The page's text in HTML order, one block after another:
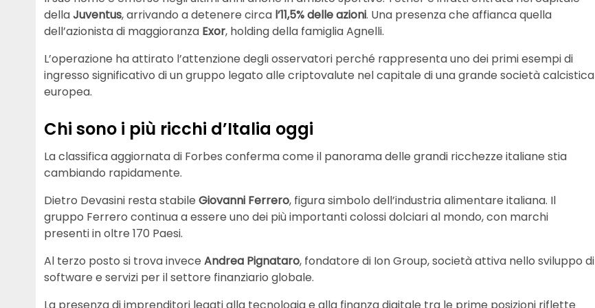
dellaJuventus, arrivando a detenere circa l’11,5% delle azioni. Una presenza che affianca quella
dell’azionista di maggioranza Exor, holding della famiglia Agnelli.
L’operazione ha attirato l’attenzione degli osservatori perché rappresenta uno dei primi esempi di
ingresso significativo di un gruppo legato alle criptovalute nel capitale di una grande società calcistica
europea.
Chi sono i più ricchi d’Italia oggi
La classifica aggiornata di Forbes conferma come il panorama delle grandi ricchezze italiane stia
cambiando rapidamente.
Dietro Devasini resta stabile Giovanni Ferrero, figura simbolo dell’industria alimentare italiana. Il
gruppo Ferrero continua a essere uno dei più importanti colossi dolciari al mondo, con marchi
presenti in oltre 170 Paesi.
Al terzo posto si trova invece Andrea Pignataro, fondatore di Ion Group, società attiva nello sviluppo di
software e servizi per il settore finanziario globale.